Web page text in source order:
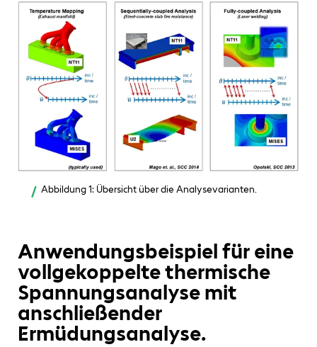
Abbildung 1: Übersicht über die Analysevarianten.
Anwendungsbeispiel für eine
vollgekoppelte thermische
Spannungsanalyse mit
anschließender
Ermüdungsanalyse.